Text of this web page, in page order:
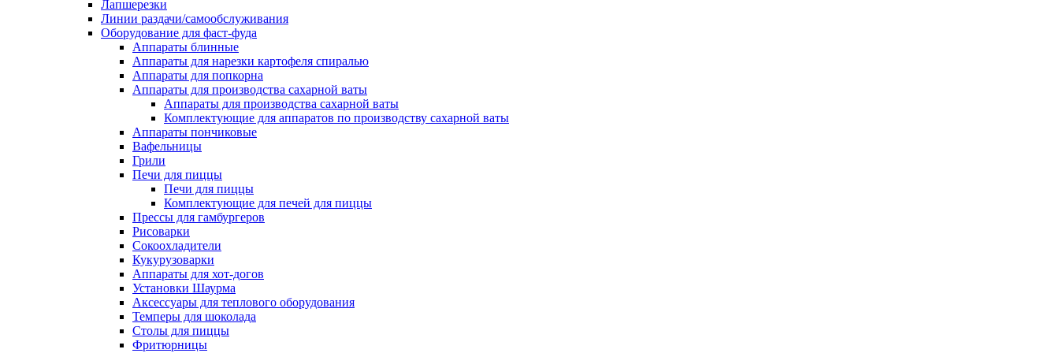
Лапшерезки
Линии раздачи/самообслуживания
Оборудование для фаст-фуда
Аппараты блинные
Аппараты для нарезки картофеля спиралью
Аппараты для попкорна
Аппараты для производства сахарной ваты
Аппараты для производства сахарной ваты
Комплектующие для аппаратов по производству сахарной ваты
Аппараты пончиковые
Вафельницы
Грили
Печи для пиццы
Печи для пиццы
Комплектующие для печей для пиццы
Прессы для гамбургеров
Рисоварки
Сокоохладители
Кукурузоварки
Аппараты для хот-догов
Установки Шаурма
Аксессуары для теплового оборудования
Темперы для шоколада
Столы для пиццы
Фритюрницы